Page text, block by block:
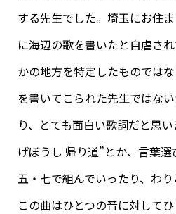
する先生でした。埼玉にお住
に海辺の歌を書いたと自虐さ
かの地方を特定したものでは
を書いてこられた先生ではな
り、とても面白い歌詞だと思
げぼうし 帰り道”とか、言葉
五・七で組んでいったり、わり
この曲はひとつの音に対して